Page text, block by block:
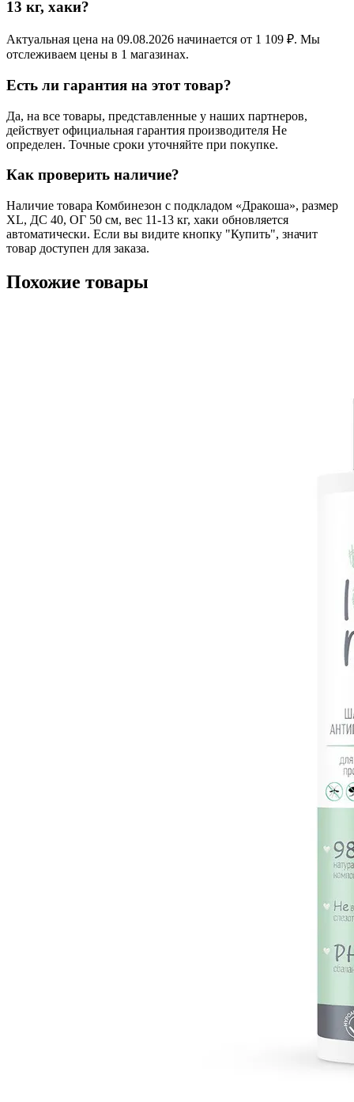
13 кг, хаки?
Актуальная цена на 09.08.2026 начинается от 1 109 ₽. Мы
отслеживаем цены в 1 магазинах.
Есть ли гарантия на этот товар?
Да, на все товары, представленные у наших партнеров,
действует официальная гарантия производителя Не
определен. Точные сроки уточняйте при покупке.
Как проверить наличие?
Наличие товара Комбинезон с подкладом «Дракоша», размер
XL, ДС 40, ОГ 50 см, вес 11-13 кг, хаки обновляется
автоматически. Если вы видите кнопку "Купить", значит
товар доступен для заказа.
Похожие товары